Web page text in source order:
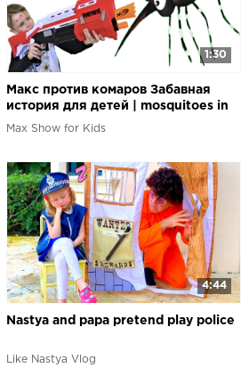
1:30
Макс против комаров Забавная
история для детей | mosquitoes in
our house
Max Show for Kids
4:44
Nastya and papa pretend play police
Like Nastya Vlog